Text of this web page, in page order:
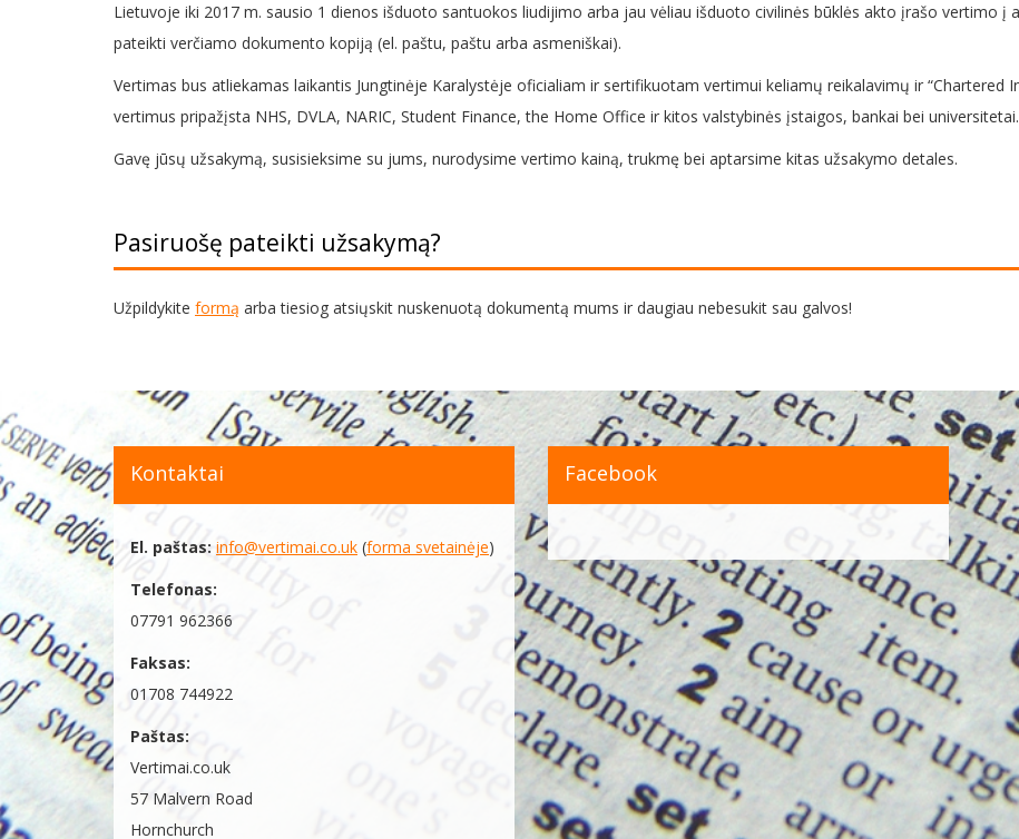
Lietuvoje iki 2017 m. sausio 1 dienos išduoto santuokos liudijimo arba jau vėliau išduoto civilinės būklės akto įrašo vertimo į
pateikti verčiamo dokumento kopiją (el. paštu, paštu arba asmeniškai).
Vertimas bus atliekamas laikantis Jungtinėje Karalystėje oficialiam ir sertifikuotam vertimui keliamų reikalavimų ir “Chartered
vertimus pripažįsta NHS, DVLA, NARIC, Student Finance, the Home Office ir kitos valstybinės įstaigos, bankai bei universitetai.
Gavę jūsų užsakymą, susisieksime su jums, nurodysime vertimo kainą, trukmę bei aptarsime kitas užsakymo detales.
Pasiruošę pateikti užsakymą?
Užpildykite formą arba tiesiog atsiųskit nuskenuotą dokumentą mums ir daugiau nebesukit sau galvos!
Kontaktai
El. paštas: info@vertimai.co.uk (forma svetainėje)
Telefonas:
07791 962366
Faksas:
01708 744922
Paštas:
Vertimai.co.uk
57 Malvern Road
Hornchurch
Facebook